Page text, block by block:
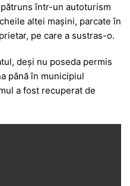
într-un autoturism
altei mașini, parcate în
pe care a sustras-o.
deși nu poseda permis
până în municipiul
a fost recuperat de